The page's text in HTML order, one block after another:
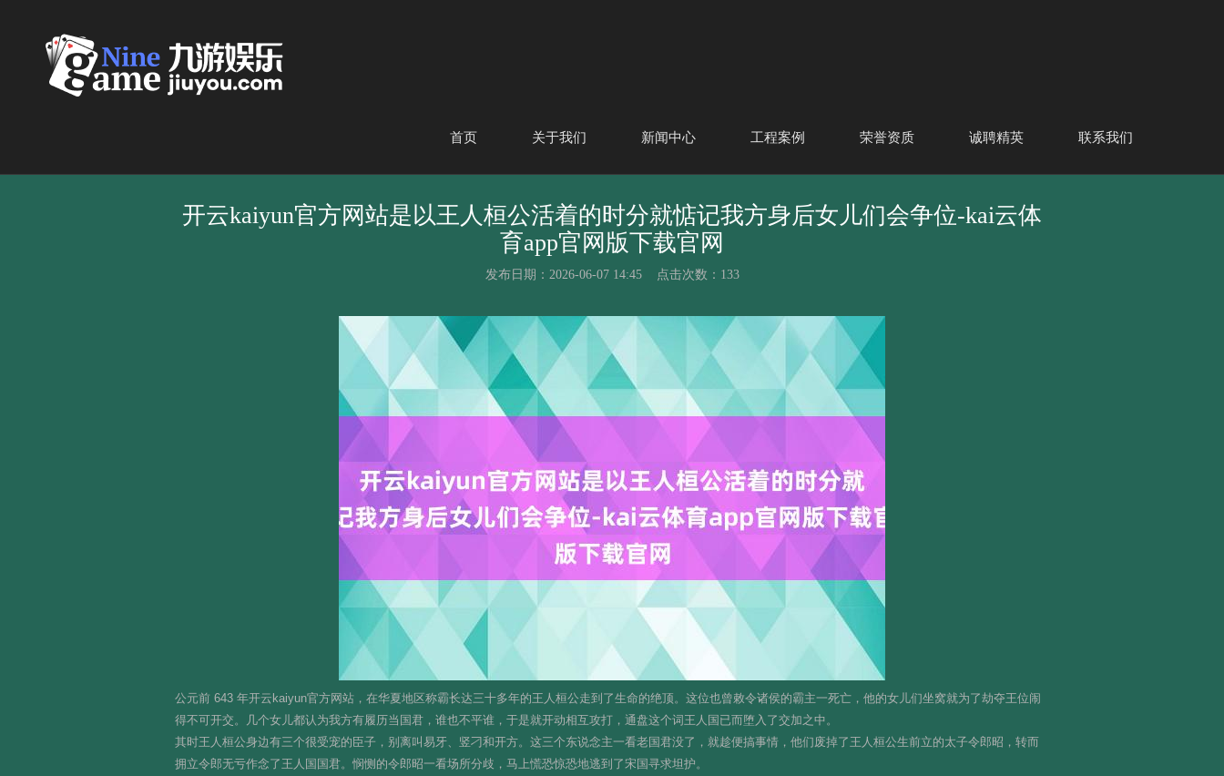
首页 关于我们 新闻中心 工程案例 荣誉资质 诚聘精英 联系我们
开云kaiyun官方网站是以王人桓公活着的时分就惦记我方身后女儿们会争位-kai云体
育app官网版下载官网
发布日期：2026-06-07 14:45 点击次数：133
公元前 643 年开云kaiyun官方网站，在华夏地区称霸长达三十多年的王人桓公走到了生命的绝顶。这位也曾敕令诸侯的霸主一死亡，他的女儿们坐窝就为了劫夺王位闹
得不可开交。几个女儿都认为我方有履历当国君，谁也不平谁，于是就开动相互攻打，通盘这个词王人国已而堕入了交加之中。
其时王人桓公身边有三个很受宠的臣子，别离叫易牙、竖刁和开方。这三个东说念主一看老国君没了，就趁便搞事情，他们废掉了王人桓公生前立的太子令郎昭，转而
拥立令郎无亏作念了王人国国君。悯恻的令郎昭一看场所分歧，马上慌恐惊恐地逃到了宋国寻求坦护。